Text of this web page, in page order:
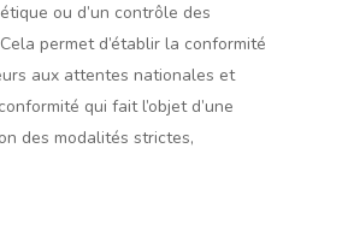
ou d’un contrôle des
permet d’établir la conformité
aux attentes nationales et
qui fait l’objet d’une
des modalités strictes,